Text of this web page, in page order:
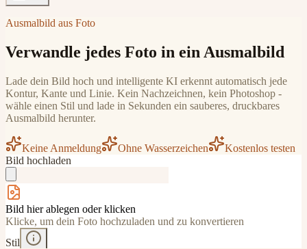
Ausmalbild aus Foto
Verwandle jedes Foto in ein Ausmalbild
Lade dein Bild hoch und intelligente KI erkennt automatisch jede
Kontur, Kante und Linie. Kein Nachzeichnen, kein Photoshop -
wähle einen Stil und lade in Sekunden ein sauberes, druckbares
Ausmalbild herunter.
Keine Anmeldung Ohne Wasserzeichen
Kostenlos testen
Bild hochladen
Bild hier ablegen oder klicken
Klicke, um dein Foto hochzuladen und zu konvertieren
Stil